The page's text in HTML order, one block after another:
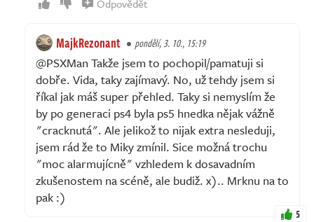
Odpovědět
MajkRezonant pondělí, 3. 10., 15:19
@PSXMan Takže jsem to pochopil/pamatuji si
dobře. Vida, taky zajímavý. No, už tehdy jsem si
říkal jak máš super přehled. Taky si nemyslím že
by po generaci ps4 byla ps5 hnedka nějak vážně
"cracknutá". Ale jelikož to nijak extra nesleduji,
jsem rád že to Miky zmínil. Sice možná trochu
"moc alarmujícně" vzhledem k dosavadním
zkušenostem na scéně, ale budiž. x).. Mrknu na to
pak :)
5